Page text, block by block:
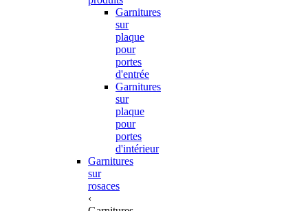
Garnitures
sur
plaque
pour
portes
d'entrée
Garnitures
sur
plaque
pour
portes
d'intérieur
Garnitures
sur
rosaces
‹